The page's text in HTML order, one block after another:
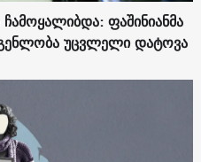
ფაშინიანმა
უცვლელი დატოვა